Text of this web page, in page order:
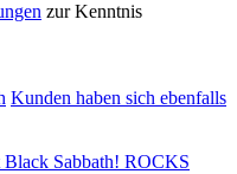
zur Kenntnis
Kunden haben sich ebenfalls
ROCKS